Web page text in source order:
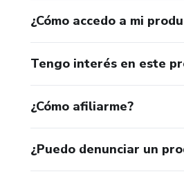
¿Cómo accedo a mi
Tengo interés en este
¿Cómo afiliarme?
¿Puedo denunciar un